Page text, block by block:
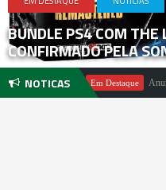
BUNDLE PS4 COM
CONFIRMADO PELA
NOTICAS Em Destaque